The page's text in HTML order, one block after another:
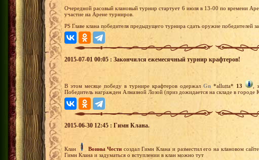
Очередной расовый клановый турнир стартует 6 июля в 13-00 по времени
участие на Арене турниров.
PS Главе клана победителя предыдущего турнира сдать оружие победителей
2015-07-01 00:05 : Закончился ежемесячный турнир крафтеров!
В этом месяце победу в турнире крафтеров одержал Gn *allutta* 13
,
Победитель награжден Алмазной Лозой (приз дожидается на складе в городе
2015-06-30 12:45 : Гимн Клана.
Клан Воины Чести создал Гимн Клана и разместил его на клановом
Гимн Клана и задуматься о вступлении в клан можно тут